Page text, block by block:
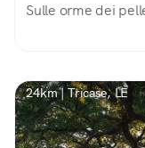
Sulle orme dei
24km | Tricase, LE